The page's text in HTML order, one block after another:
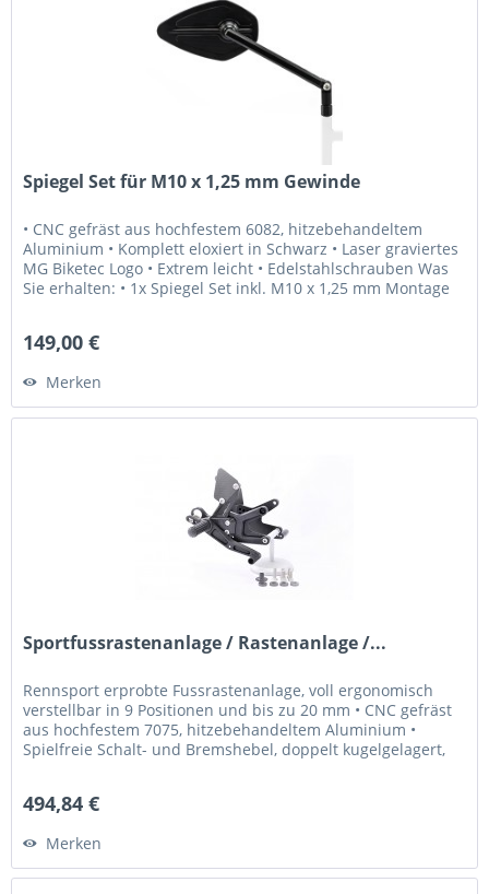
Spiegel Set für M10 x 1,25 mm Gewinde
• CNC gefräst aus hochfestem 6082, hitzebehandeltem
Aluminium • Komplett eloxiert in Schwarz • Laser graviertes
MG Biketec Logo • Extrem leicht • Edelstahlschrauben Was
Sie erhalten: • 1x Spiegel Set inkl. M10 x 1,25 mm Montage
149,00 €
Merken
Sportfussrastenanlage / Rastenanlage /...
Rennsport erprobte Fussrastenanlage, voll ergonomisch
verstellbar in 9 Positionen und bis zu 20 mm • CNC gefräst
aus hochfestem 7075, hitzebehandeltem Aluminium •
Spielfreie Schalt- und Bremshebel, doppelt kugelgelagert,
494,84 €
Merken